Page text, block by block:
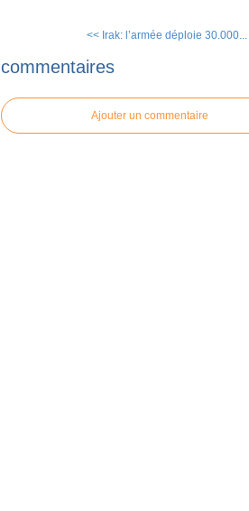
<< Irak: l’armée déploie 30.000...
commentaires
Ajouter un commentaire